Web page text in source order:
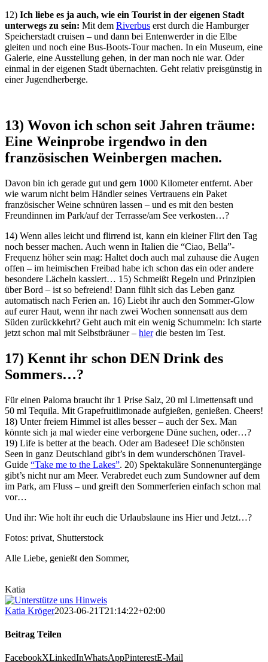
12) Ich liebe es ja auch, wie ein Tourist in der eigenen Stadt
unterwegs zu sein: Mit dem Riverbus erst durch die Hamburger
Speicherstadt cruisen – und dann bei Entenwerder in die Elbe
gleiten und noch eine Bus-Boots-Tour machen. In ein Museum, eine
Galerie, eine Ausstellung gehen, in der man noch nie war. Oder
einmal in der eigenen Stadt übernachten. Geht relativ preisgünstig in
einer Jugendherberge.
13) Wovon ich schon seit Jahren träume:
Eine Weinprobe irgendwo in den
französischen Weinbergen machen.
Davon bin ich gerade gut und gern 1000 Kilometer entfernt. Aber
wie warum nicht beim Händler seines Vertrauens ein Paket
französischer Weine schnüren lassen – und es mit den besten
Freundinnen im Park/auf der Terrasse/am See verkosten…?
14) Wenn alles leicht und flirrend ist, kann ein kleiner Flirt den Tag
noch besser machen. Auch wenn in Italien die “Ciao, Bella”-
Frequenz höher sein mag: Haltet doch auch mal zuhause die Augen
offen – im heimischen Freibad habe ich schon das ein oder andere
besondere Lächeln kassiert… 15) Schmeißt Regeln und Prinzipien
über Bord – ist so befreiend! Dann fühlt sich das Leben ganz
automatisch nach Ferien an. 16) Liebt ihr auch den Sommer-Glow
auf eurer Haut, wenn ihr nach zwei Wochen sonnensatt aus dem
Süden zurückkehrt? Geht auch mit ein wenig Schummeln: Ich starte
jetzt schon mal mit Selbstbräuner – hierdie besten im Test.
17) Kennt ihr schon DEN Drink des
Sommers…?
Für einen Paloma braucht ihr 1 Prise Salz, 20 ml Limettensaft und
50 ml Tequila. Mit Grapefruitlimonade aufgießen, genießen. Cheers!
18) Unter freiem Himmel ist alles besser – auch der Sex. Man
könnte sich ja mal wieder eine verborgene Düne suchen, oder…?
19) Life is better at the beach. Oder am Badesee! Die schönsten
Seen in ganz Deutschland gibt’s in dem wunderschönen Travel-
Guide “Take me to the Lakes”. 20) Spektakuläre Sonnenuntergänge
gibt’s nicht nur am Meer. Verabredet euch zum Sundowner auf dem
im Park, am Fluss – und greift den Sommerferien einfach schon mal
vor…
Und ihr: Wie holt ihr euch die Urlaubslaune ins Hier und Jetzt…?
Fotos: privat, Shutterstock
Alle Liebe, genießt den Sommer,
Katia
Katia Kröger2023-06-21T21:14:22+02:00
Beitrag Teilen
FacebookXLinkedInWhatsAppPinterestE-Mail